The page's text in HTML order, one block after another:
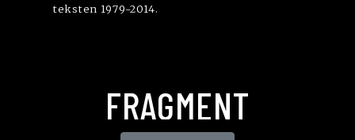
teksten 1979-2014.
FRAGMENT